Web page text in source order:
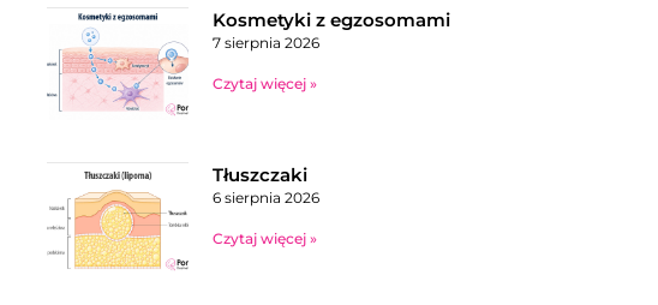
Kosmetyki z egzosomami
7 sierpnia 2026
Czytaj więcej »
Tłuszczaki
6 sierpnia 2026
Czytaj więcej »